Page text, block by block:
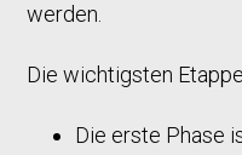
werden.
Die wichtigsten
Die erste Phase